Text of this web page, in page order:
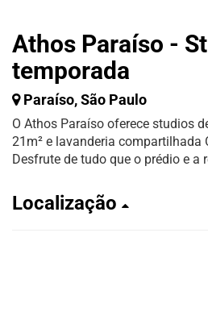
Athos Paraíso -
temporada
Paraíso, São Paulo
O Athos Paraíso oferece studios
21m² e lavanderia compartilhada
Desfrute de tudo que o prédio e a
Localização